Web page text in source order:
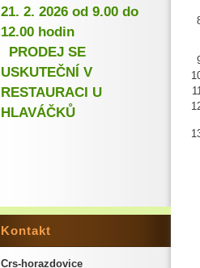
21. 2. 2026 od 9.00 do
12.00 hodin
PRODEJ SE
USKUTEČNÍ V
RESTAURACI U
HLAVÁČKŮ
Kontakt
Crs-horazdovice